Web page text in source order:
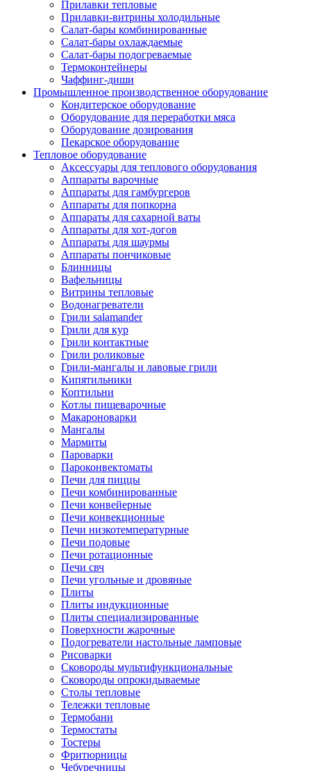
Прилавки тепловые
Прилавки-витрины холодильные
Салат-бары комбинированные
Салат-бары охлаждаемые
Салат-бары подогреваемые
Термоконтейнеры
Чаффинг-диши
Промышленное производственное оборудование
Кондитерское оборудование
Оборудование для переработки мяса
Оборудование дозирования
Пекарское оборудование
Тепловое оборудование
Аксессуары для теплового оборудования
Аппараты варочные
Аппараты для гамбургеров
Аппараты для попкорна
Аппараты для сахарной ваты
Аппараты для хот-догов
Аппараты для шаурмы
Аппараты пончиковые
Блинницы
Вафельницы
Витрины тепловые
Водонагреватели
Грили salamander
Грили для кур
Грили контактные
Грили роликовые
Грили-мангалы и лавовые грили
Кипятильники
Коптильни
Котлы пищеварочные
Макароноварки
Мангалы
Мармиты
Пароварки
Пароконвектоматы
Печи для пиццы
Печи комбинированные
Печи конвейерные
Печи конвекционные
Печи низкотемпературные
Печи подовые
Печи ротационные
Печи свч
Печи угольные и дровяные
Плиты
Плиты индукционные
Плиты специализированные
Поверхности жарочные
Подогреватели настольные ламповые
Рисоварки
Сковороды мультифункциональные
Сковороды опрокидываемые
Столы тепловые
Тележки тепловые
Термобани
Термостаты
Тостеры
Фритюрницы
Чебуречницы